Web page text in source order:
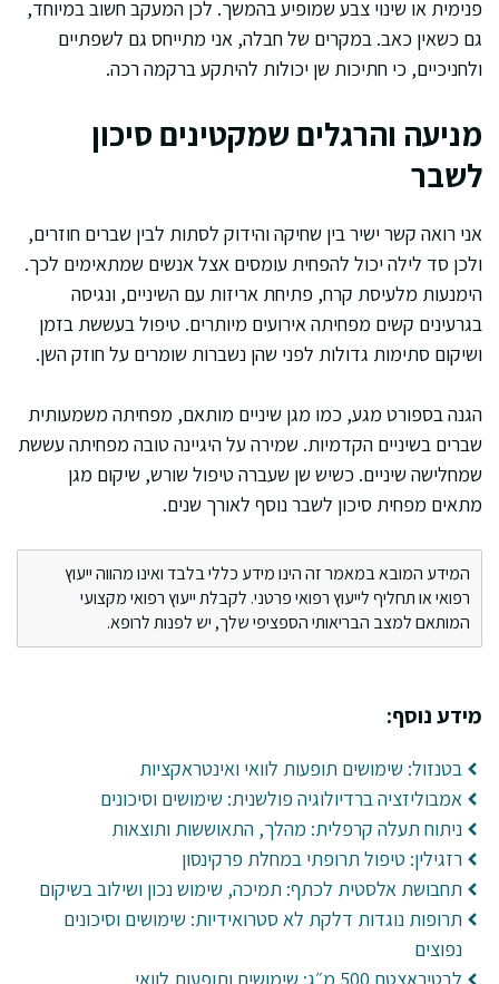
פנימית או שינוי צבע שמופיע בהמשך. לכן המעקב חשוב במיוחד,
גם כשאין כאב. במקרים של חבלה, אני מתייחס גם לשפתיים
ולחניכיים, כי חתיכות שן יכולות להיתקע ברקמה רכה.
מניעה והרגלים שמקטינים סיכון
לשבר
אני רואה קשר ישיר בין שחיקה והידוק לסתות לבין שברים חוזרים,
ולכן סד לילה יכול להפחית עומסים אצל אנשים שמתאימים לכך.
הימנעות מלעיסת קרח, פתיחת אריזות עם השיניים, ונגיסה
בגרעינים קשים מפחיתה אירועים מיותרים. טיפול בעששת בזמן
ושיקום סתימות גדולות לפני שהן נשברות שומרים על חוזק השן.
הגנה בספורט מגע, כמו מגן שיניים מותאם, מפחיתה משמעותית
שברים בשיניים הקדמיות. שמירה על היגיינה טובה מפחיתה עששת
שמחלישה שיניים. כשיש שן שעברה טיפול שורש, שיקום מגן
מתאים מפחית סיכון לשבר נוסף לאורך שנים.
המידע המובא במאמר זה הינו מידע כללי בלבד ואינו מהווה ייעוץ
רפואי או תחליף לייעוץ רפואי פרטני. לקבלת ייעוץ רפואי מקצועי
המותאם למצב הבריאותי הספציפי שלך, יש לפנות לרופא.
מידע נוסף:
בטנזול: שימושים תופעות לוואי ואינטראקציות
אמבוליזציה ברדיולוגיה פולשנית: שימושים וסיכונים
ניתוח תעלה קרפלית: מהלך, התאוששות ותוצאות
רזגילין: טיפול תרופתי במחלת פרקינסון
תחבושת אלסטית לכתף: תמיכה, שימוש נכון ושילוב בשיקום
תרופות נוגדות דלקת לא סטרואידיות: שימושים וסיכונים
נפוצים